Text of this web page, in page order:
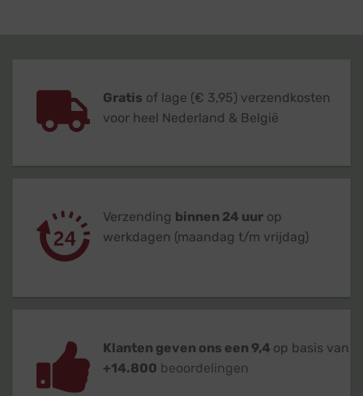
Gratis of lage (€ 3,95) verzendkosten
voor heel Nederland & België
Verzending binnen 24 uur op
werkdagen (maandag t/m vrijdag)
Klanten geven ons een 9,4 op basis van
+14.800 beoordelingen